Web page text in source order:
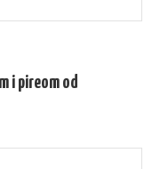
i pireom od